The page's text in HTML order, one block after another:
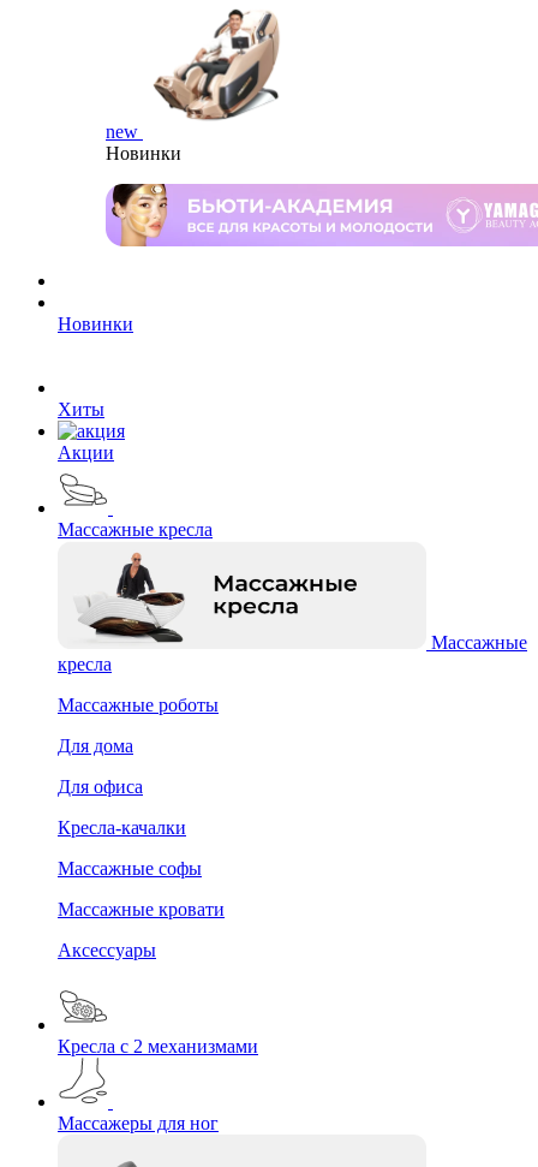
new
Новинки
Новинки
Хиты
Акции
Массажные кресла
Массажные
кресла
Массажные роботы
Для дома
Для офиса
Кресла-качалки
Массажные софы
Массажные кровати
Аксессуары
Кресла с 2 механизмами
Массажеры для ног